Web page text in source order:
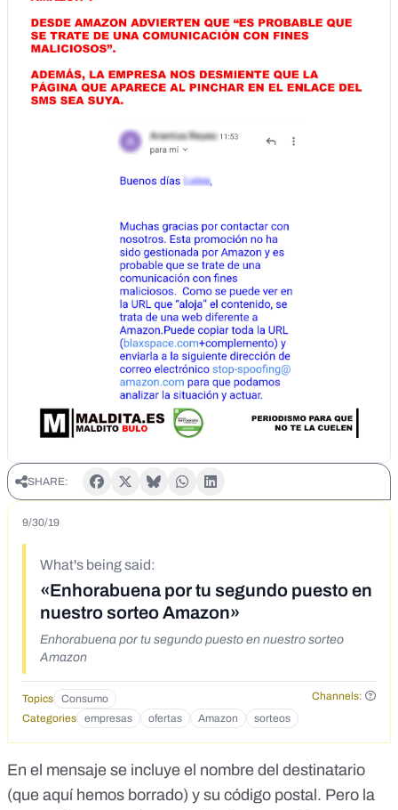
SHARE:
9/30/19
What's being said:
«Enhorabuena por tu segundo puesto en
nuestro sorteo Amazon»
Enhorabuena por tu segundo puesto en nuestro sorteo
Amazon
Topics Consumo
Channels:
Categories
empresas ofertas Amazon sorteos
En el mensaje se incluye el nombre del destinatario
(que aquí hemos borrado) y su código postal. Pero la